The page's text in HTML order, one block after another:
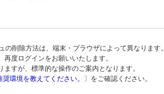
の削除方法は、端末・ブラウザによって異なります。
再度ログインをお願いいたします。
ますが、標準的な操作のご案内となります。
奨環境を教えてください。 〕をご確認ください。